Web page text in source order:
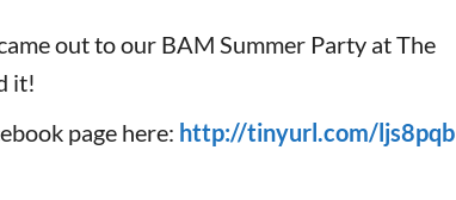
out to our BAM Summer Party at The
it!
page here: http://tinyurl.com/ljs8pqb